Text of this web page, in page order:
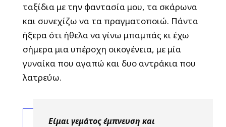
ταξίδια με την φαντασία μου, τα σκάρωνα
και συνεχίζω να τα πραγματοποιώ. Πάντα
ήξερα ότι ήθελα να γίνω μπαμπάς κι έχω
σήμερα μια υπέροχη οικογένεια, με μία
γυναίκα που αγαπώ και δυο αντράκια που
λατρεύω.
Είμαι γεμάτος έμπνευση και